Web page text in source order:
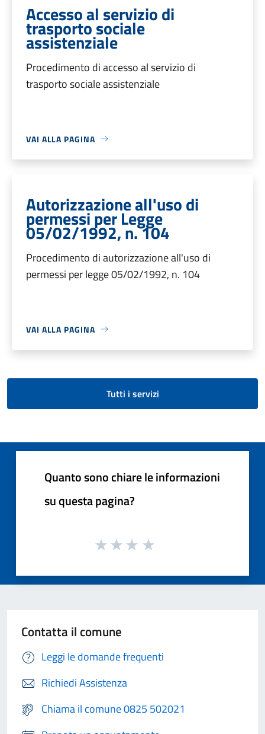
Accesso al servizio di
trasporto sociale
assistenziale
Procedimento di accesso al servizio di
trasporto sociale assistenziale
VAI ALLA PAGINA
Autorizzazione all'uso di
permessi per Legge
05/02/1992, n. 104
Procedimento di autorizzazione all'uso di
permessi per legge 05/02/1992, n. 104
VAI ALLA PAGINA
Tutti i servizi
Quanto sono chiare le informazioni
su questa pagina?
Contatta il comune
Leggi le domande frequenti
Richiedi Assistenza
Chiama il comune 0825 502021